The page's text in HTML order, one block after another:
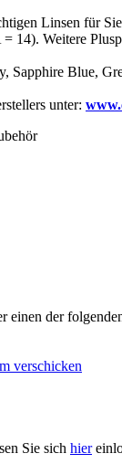
Linsen für
14). Weitere
Sapphire Blue,
unter:
einen der
verschicken
Sie sich hier